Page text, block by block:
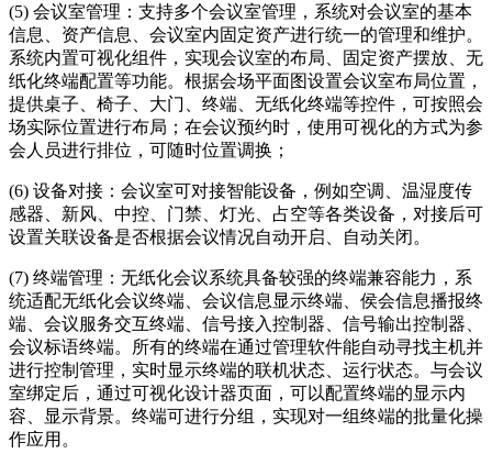
(5) 会议室管理：支持多个会议室管理，系统对会议室的基本
信息、资产信息、会议室内固定资产进行统一的管理和维护。
系统内置可视化组件，实现会议室的布局、固定资产摆放、无
纸化终端配置等功能。根据会场平面图设置会议室布局位置，
提供桌子、椅子、大门、终端、无纸化终端等控件，可按照会
场实际位置进行布局；在会议预约时，使用可视化的方式为参
会人员进行排位，可随时位置调换；
(6) 设备对接：会议室可对接智能设备，例如空调、温湿度传
感器、新风、中控、门禁、灯光、占空等各类设备，对接后可
设置关联设备是否根据会议情况自动开启、自动关闭。
(7) 终端管理：无纸化会议系统具备较强的终端兼容能力，系
统适配无纸化会议终端、会议信息显示终端、侯会信息播报终
端、会议服务交互终端、信号接入控制器、信号输出控制器、
会议标语终端。所有的终端在通过管理软件能自动寻找主机并
进行控制管理，实时显示终端的联机状态、运行状态。与会议
室绑定后，通过可视化设计器页面，可以配置终端的显示内
容、显示背景。终端可进行分组，实现对一组终端的批量化操
作应用。